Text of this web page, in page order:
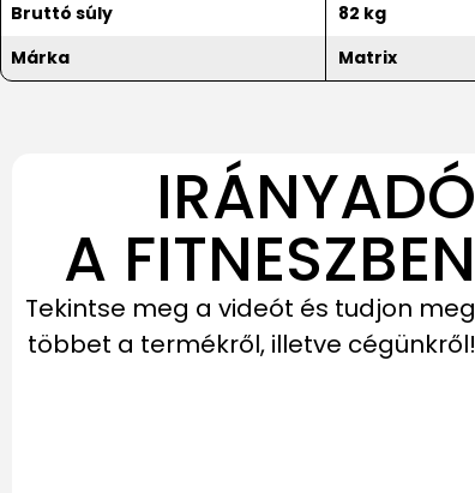
Bruttó súly
82 kg
Márka
Matrix
IRÁNYADÓ
A FITNESZBEN
Tekintse meg a videót és tudjon meg
többet a termékről, illetve cégünkről!